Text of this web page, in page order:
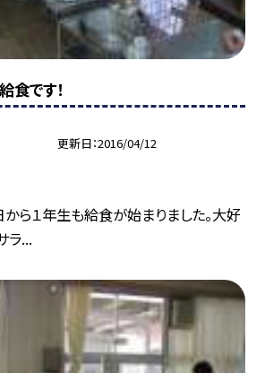
食です！
更新日 2016/04/12
から１年生も給食が始まりました。大好
ラ...